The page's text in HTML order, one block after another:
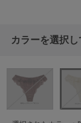
カラーを選択